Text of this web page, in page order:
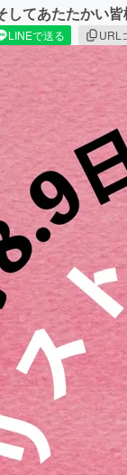
てあたたかい
LINEで送る URL